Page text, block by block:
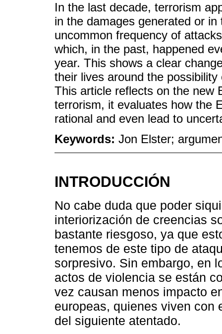
In the last decade, terrorism
in the damages generated or
uncommon frequency of
which, in the past, happened
year. This shows a clear
their lives around the
This article reflects on the new
terrorism, it evaluates how the
rational and even lead to
Keywords: Jon Elster;
INTRODUCCIÓN
No cabe duda que poder
interiorización de creencias
bastante riesgoso, ya que
tenemos de este tipo de
sorpresivo. Sin embargo, en
actos de violencia se están
vez causan menos impacto
europeas, quienes viven con
del siguiente atentado.